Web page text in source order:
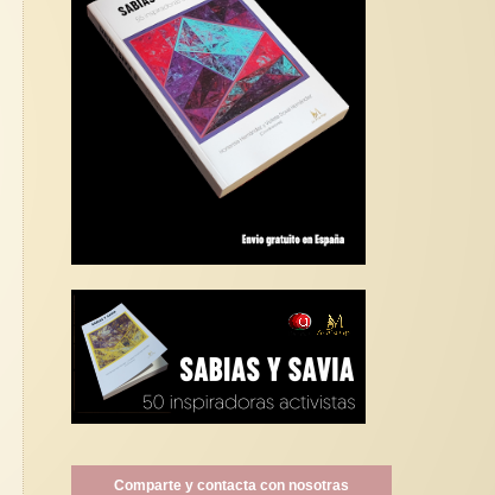
Comparte y contacta con nosotras